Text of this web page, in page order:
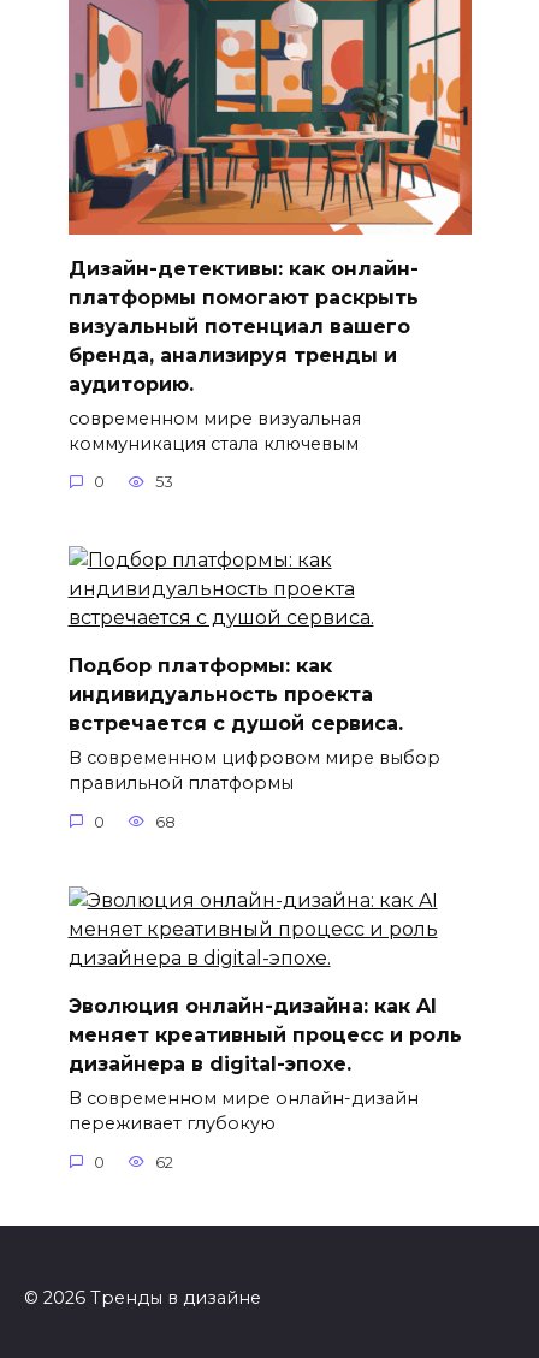
Дизайн-детективы: как онлайн-
платформы помогают раскрыть
визуальный потенциал вашего
бренда, анализируя тренды и
аудиторию.
современном мире визуальная
коммуникация стала ключевым
0 53
Подбор платформы: как
индивидуальность проекта
встречается с душой сервиса.
В современном цифровом мире выбор
правильной платформы
0 68
Эволюция онлайн-дизайна: как AI
меняет креативный процесс и роль
дизайнера в digital-эпохе.
В современном мире онлайн-дизайн
переживает глубокую
0 62
© 2026 Тренды в дизайне